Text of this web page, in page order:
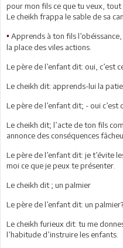
pour mon fils ce que tu veux, tout
Le cheikh frappa le sable de sa
• Apprends à ton fils
la place des viles actions.
Le père de l’enfant dit: oui, c’est
Le cheikh dit: apprends-lui la
Le père de l’enfant dit; - oui c’est
Le cheikh dit; l’acte de ton fils
annonce des conséquences
Le père de l’enfant dit: je t’évite
moi ce que je peux te présenter.
Le cheikh dit ; un palmier
Le père de l’enfant dit: un
Le cheikh furieux dit: tu me
l’habitude d’instruire les enfants.